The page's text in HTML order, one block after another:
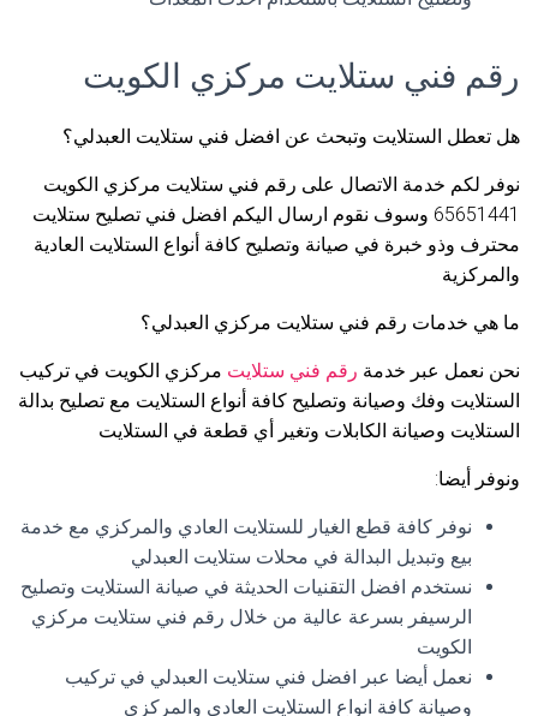
رقم فني ستلايت مركزي الكويت
هل تعطل الستلايت وتبحث عن افضل فني ستلايت العبدلي؟
نوفر لكم خدمة الاتصال على رقم فني ستلايت مركزي الكويت
65651441 وسوف نقوم ارسال اليكم افضل فني تصليح ستلايت
محترف وذو خبرة في صيانة وتصليح كافة أنواع الستلايت العادية
والمركزية
ما هي خدمات رقم فني ستلايت مركزي العبدلي؟
نحن نعمل عبر خدمة رقم فني ستلايت مركزي الكويت في تركيب
الستلايت وفك وصيانة وتصليح كافة أنواع الستلايت مع تصليح بدالة
الستلايت وصيانة الكابلات وتغير أي قطعة في الستلايت
ونوفر أيضا:
نوفر كافة قطع الغيار للستلايت العادي والمركزي مع خدمة
بيع وتبديل البدالة في محلات ستلايت العبدلي
نستخدم افضل التقنيات الحديثة في صيانة الستلايت وتصليح
الرسيفر بسرعة عالية من خلال رقم فني ستلايت مركزي
الكويت
نعمل أيضا عبر افضل فني ستلايت العبدلي في تركيب
وصيانة كافة انواع الستلايت العادي والمركزي